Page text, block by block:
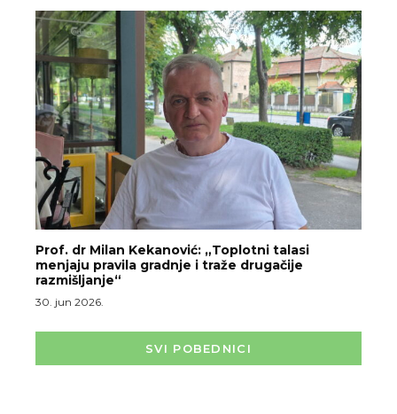
Prof. dr Milan Kekanović: „Toplotni talasi
menjaju pravila gradnje i traže drugačije
razmišljanje“
30. jun 2026.
SVI POBEDNICI